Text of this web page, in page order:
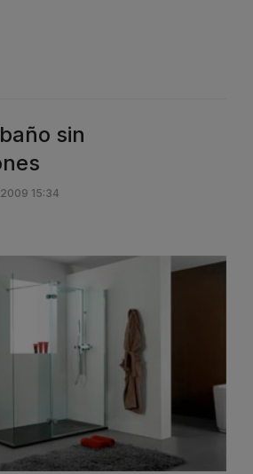
sin
15:34